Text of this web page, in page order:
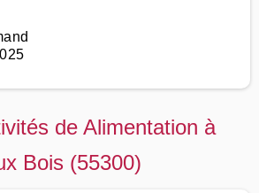
de Alimentation à
Bois (55300)